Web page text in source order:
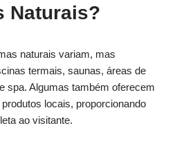
Naturais?
naturais variam, mas
termais, saunas, áreas de
spa. Algumas também oferecem
locais, proporcionando
ao visitante.